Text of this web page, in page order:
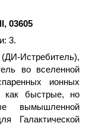
03605
3.
Истребитель),
во вселенной
ионных
как быстрые, но
вымышленной
Галактической